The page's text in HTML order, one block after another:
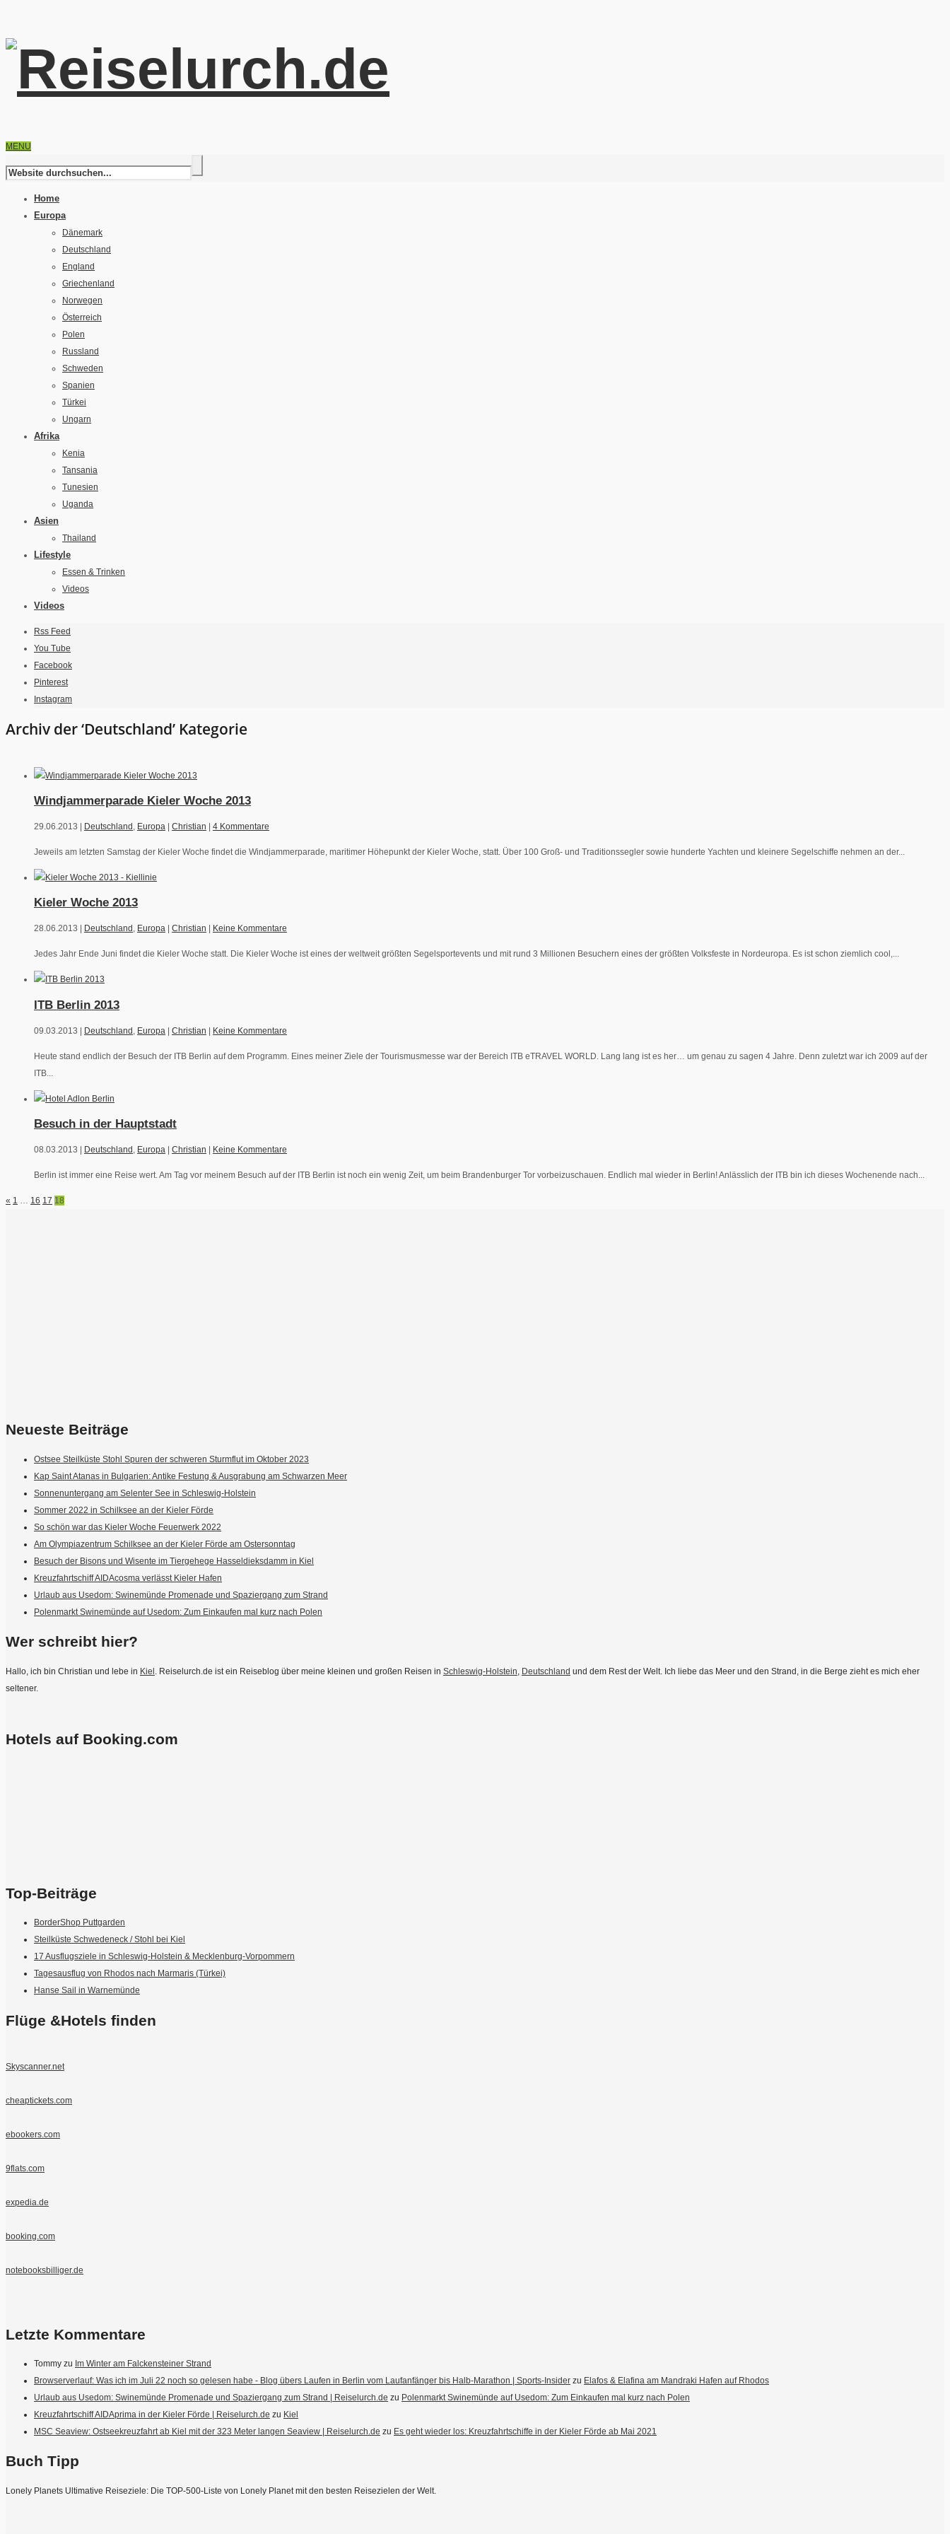
MENU
Home
Europa
Dänemark
Deutschland
England
Griechenland
Norwegen
Österreich
Polen
Russland
Schweden
Spanien
Türkei
Ungarn
Afrika
Kenia
Tansania
Tunesien
Uganda
Asien
Thailand
Lifestyle
Essen & Trinken
Videos
Videos
Rss Feed
You Tube
Facebook
Pinterest
Instagram
Archiv der ‘Deutschland’ Kategorie
Windjammerparade Kieler Woche 2013
29.06.2013 | Deutschland , Europa Christian 4 Kommentare
Jeweils am letzten Samstag der Kieler Woche findet die Windjammerparade, maritimer Höhepunkt der Kieler Woche, statt. Über 100 Groß- und Traditionssegler sowie hunderte Yachten und kleinere Segelschiffe nehmen an der...
Kieler Woche 2013
28.06.2013 | Deutschland , Europa Christian Keine Kommentare
Jedes Jahr Ende Juni findet die Kieler Woche statt. Die Kieler Woche ist eines der weltweit größten Segelsportevents und mit rund 3 Millionen Besuchern eines der größten Volksfeste in Nordeuropa. Es ist schon ziemlich cool,...
ITB Berlin 2013
09.03.2013 | Deutschland Europa | Christian | Keine Kommentare
Heute stand endlich der Besuch der ITB Berlin auf dem Programm. Eines meiner Ziele der Tourismusmesse war der Bereich ITB eTRAVEL WORLD. Lang lang ist es her… um genau zu sagen 4 Jahre. Denn zuletzt war ich 2009 auf der
ITB...
Besuch in der Hauptstadt
08.03.2013 | Deutschland , Europa Christian Keine Kommentare
Berlin ist immer eine Reise wert. Am Tag vor meinem Besuch auf der ITB Berlin ist noch ein wenig Zeit, um beim Brandenburger Tor vorbeizuschauen. Endlich mal wieder in Berlin! Anlässlich der ITB bin ich dieses Wochenende nach...
« 1 … 16 17 18
Neueste Beiträge
Ostsee Steilküste Stohl Spuren der schweren Sturmflut im Oktober 2023
Kap Saint Atanas in Bulgarien: Antike Festung & Ausgrabung am Schwarzen Meer
Sonnenuntergang am Selenter See in Schleswig-Holstein
Sommer 2022 in Schilksee an der Kieler Förde
So schön war das Kieler Woche Feuerwerk 2022
Am Olympiazentrum Schilksee an der Kieler Förde am Ostersonntag
Besuch der Bisons und Wisente im Tiergehege Hasseldieksdamm in Kiel
Kreuzfahrtschiff AIDAcosma verlässt Kieler Hafen
Urlaub aus Usedom: Swinemünde Promenade und Spaziergang zum Strand
Polenmarkt Swinemünde auf Usedom: Zum Einkaufen mal kurz nach Polen
Wer schreibt hier?
Hallo, ich bin Christian und lebe in Kiel . Reiselurch.de ist ein Reiseblog über meine kleinen und großen Reisen in Schleswig-Holstein Deutschland und dem Rest der Welt. Ich liebe das Meer und den Strand, in die Berge zieht es mich eher
seltener.
Hotels auf Booking.com
Top-Beiträge
BorderShop Puttgarden
Steilküste Schwedeneck / Stohl bei Kiel
17 Ausflugsziele in Schleswig-Holstein & Mecklenburg-Vorpommern
Tagesausflug von Rhodos nach Marmaris (Türkei)
Hanse Sail in Warnemünde
Flüge &Hotels finden
Skyscanner.net
cheaptickets.com
ebookers.com
9flats.com
expedia.de
booking.com
notebooksbilliger.de
Letzte Kommentare
Tommy zu Im Winter am Falckensteiner Strand
Browserverlauf: Was ich im Juli 22 noch so gelesen habe - Blog übers Laufen in Berlin vom Laufanfänger bis Halb-Marathon | Sports-Insider zu Elafos & Elafina am Mandraki Hafen auf Rhodos
Urlaub aus Usedom: Swinemünde Promenade und Spaziergang zum Strand | Reiselurch.de zu Polenmarkt Swinemünde auf Usedom: Zum Einkaufen mal kurz nach Polen
Kreuzfahrtschiff AIDAprima in der Kieler Förde | Reiselurch.de zu Kiel
MSC Seaview: Ostseekreuzfahrt ab Kiel mit der 323 Meter langen Seaview | Reiselurch.de zu Es geht wieder los: Kreuzfahrtschiffe in der Kieler Förde ab Mai 2021
Buch Tipp
Lonely Planets Ultimative Reiseziele: Die TOP-500-Liste von Lonely Planet mit den besten Reisezielen der Welt.